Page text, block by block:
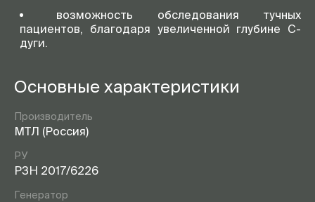
возможность обследования тучных
пациентов, благодаря увеличенной глубине С-
дуги.
Основные характеристики
Производитель
МТЛ (Россия)
РУ
РЗН 2017/6226
Генератор